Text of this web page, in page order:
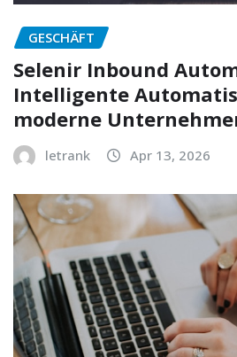
GESCHÄFT
Selenir Inbound
Intelligente
moderne
letrank Apr 13, 2026